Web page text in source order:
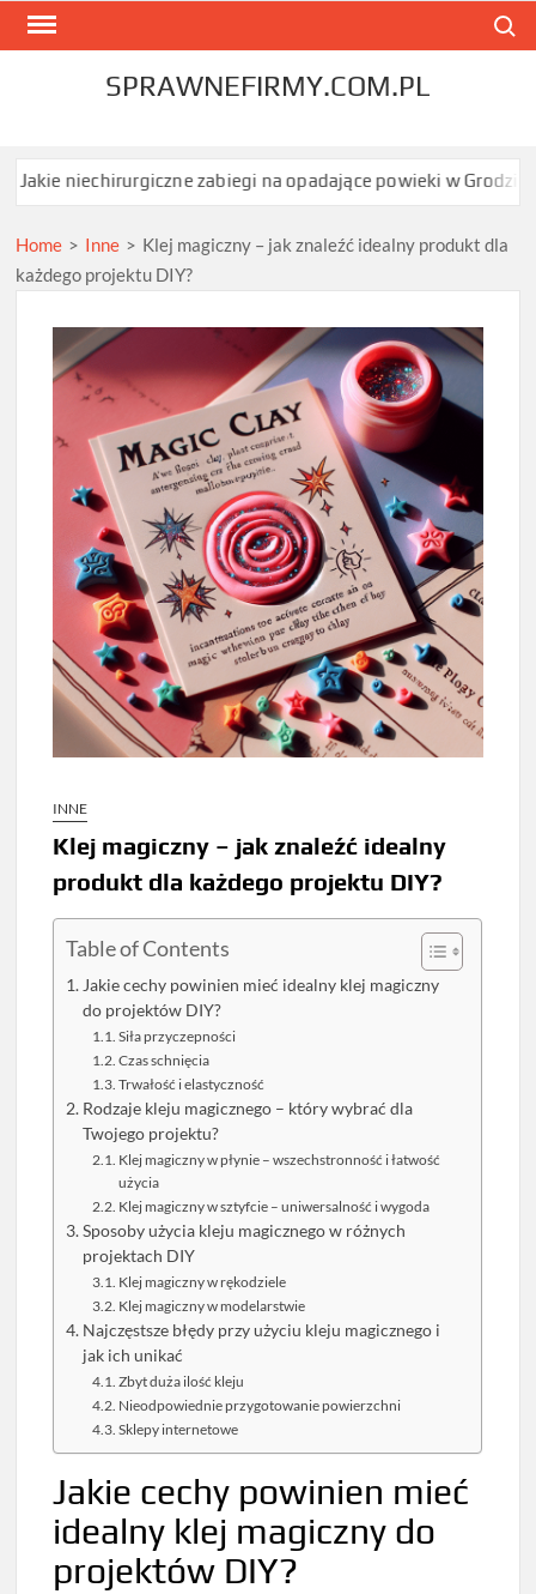
Skip
SPRAWNEFIRMY.COM.PL
zabiegi na opadające powieki w Grodzisku
Home > Inne > Klej magiczny – jak znaleźć idealny produkt dla
każdego projektu DIY?
INNE
Klej magiczny – jak znaleźć idealny
produkt dla każdego projektu DIY?
Table of Contents
Jakie cechy powinien mieć idealny klej magiczny
do projektów DIY?
Siła przyczepności
Czas schnięcia
Trwałość i elastyczność
Rodzaje kleju magicznego – który wybrać dla
Twojego projektu?
Klej magiczny w płynie – wszechstronność i łatwość
użycia
Klej magiczny w sztyfcie – uniwersalność i wygoda
Sposoby użycia kleju magicznego w różnych
projektach DIY
Klej magiczny w rękodziele
Klej magiczny w modelarstwie
Najczęstsze błędy przy użyciu kleju magicznego i
jak ich unikać
Zbyt duża ilość kleju
Nieodpowiednie przygotowanie powierzchni
Sklepy internetowe
Jakie cechy powinien mieć
idealny klej magiczny do
projektów DIY?